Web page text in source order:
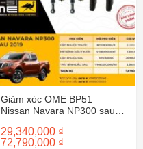
Giảm xóc OME BP51 –
Nissan Navara NP300 sau
29,340,000 ₫ –
72,790,000 ₫